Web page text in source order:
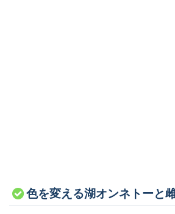
色を変える湖オンネトーと